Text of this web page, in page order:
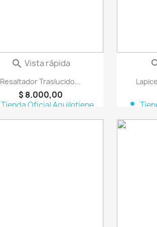
Resaltador Traslucido...
$ 8.000,00
Tienda Oficial Aquilotiene
 Vista rápida
person